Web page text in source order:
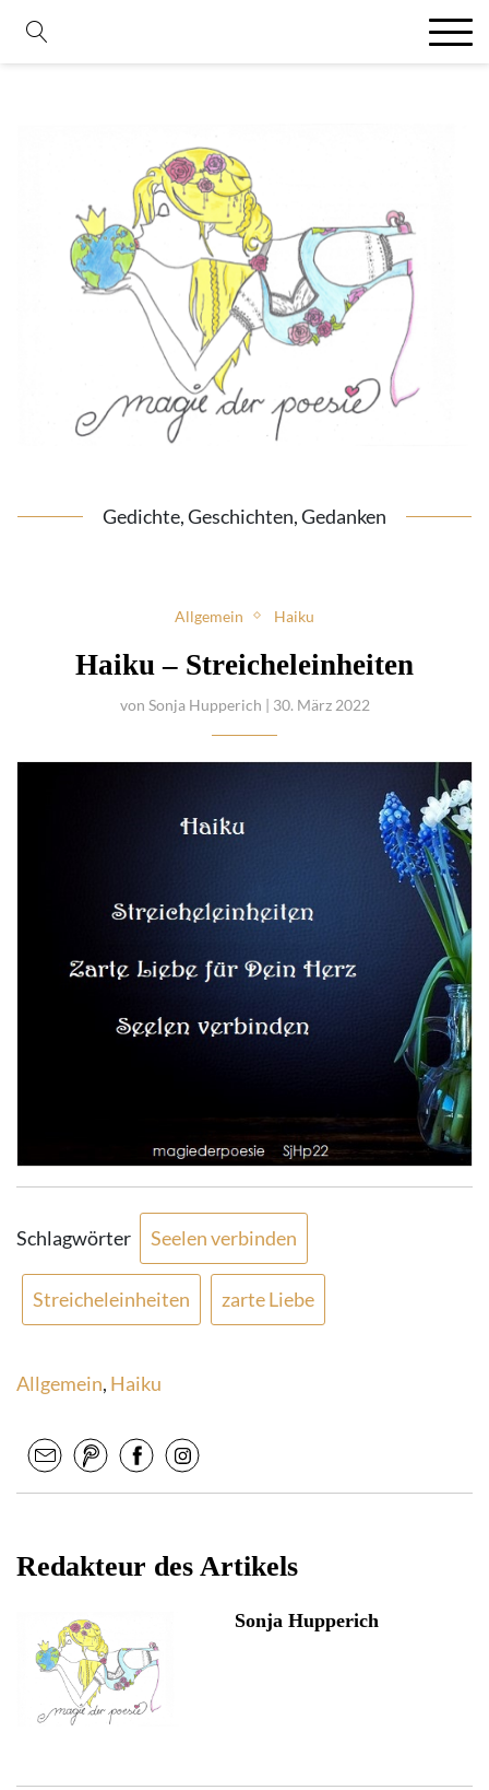
Gedichte, Geschichten, Gedanken
Allgemein Haiku
Haiku – Streicheleinheiten
von Sonja Hupperich | 30. März 2022
Schlagwörter Seelen verbinden
Streicheleinheiten zarte Liebe
Allgemein, Haiku
Redakteur des Artikels
Sonja Hupperich